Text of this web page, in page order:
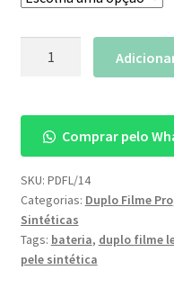
Leitosa
14"
quantidade
Comprar pelo
SKU: PDFL/14
Categorias: Duplo Filme Pro
Sintéticas
Tags: bateria, duplo filme
pele sintética